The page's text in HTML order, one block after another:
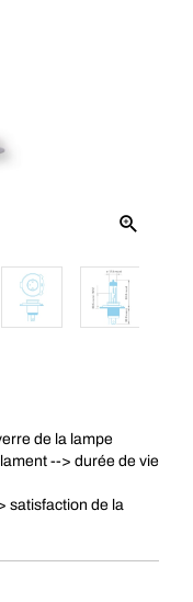
de la lampe
--> durée de vie
satisfaction de la